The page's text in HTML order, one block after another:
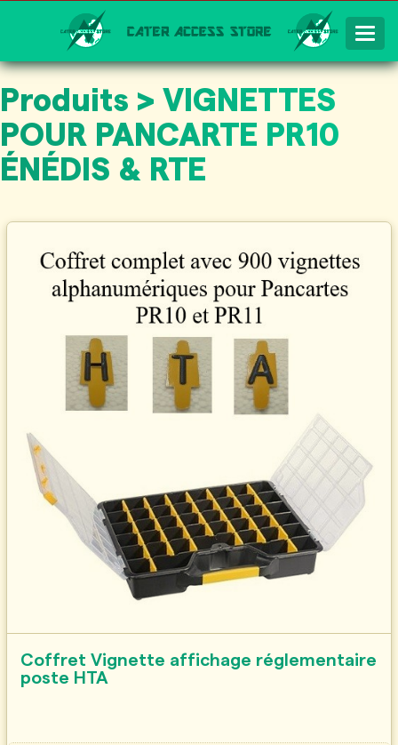
Produits > VIGNETTES
POUR PANCARTE PR10
ÉNÉDIS & RTE
Coffret Vignette affichage réglementaire
poste HTA